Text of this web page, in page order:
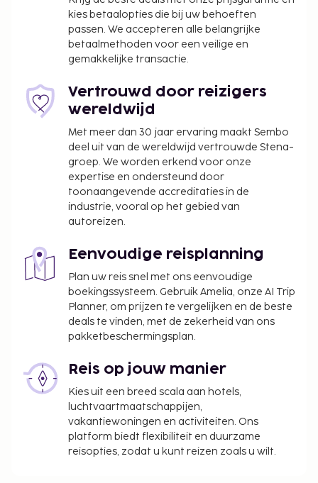
Je vindt de recreatieve voorzieningen vast leuk, met
onder meer een buitenzwembad, een sauna en
fitnessfaciliteiten. Dit hotel bevat ook gratis wifi,
een spelletjesruimte en cadeauwinkels/kiosken.
Geniet van een lekker diner in het restaurant of
bestel een snack in de koffiebar/het café. Ook
biedt dit hotel roomservice aan. Sluit je dag af met
een drankje in een bar/lounge of een poolbar.
Parkeerkosten: EUR 12 per dag
Laat uitchecken is tegen een toeslag mogelijk
(onder voorbehoud van beschikbaarheid)
Deze lijst is mogelijk niet volledig. Toeslagen en
wijzigen.
Wegens de nationale wetgeving mogen
contante betalingen bij deze accommodatie
het bedrag van EUR 1000 niet overschrijden.
Neem voor meer informatie contact op met de
accommodatie via de gegevens in de
Het seizoensgebonden zwembad is geopend
van april tot november.
Je dient vooraf te reserveren voor
massagebehandelingen en spabehandelingen.
Reserveringen kun je voor je aankomt maken
als je contact opneemt met dit hotel via de
kies betaalopties die bij uw behoeften
passen. We accepteren alle belangrijke
betaalmethoden voor een veilige en
gemakkelijke transactie.
Vertrouwd door reizigers
wereldwijd
Met meer dan 30 jaar ervaring maakt Sembo
deel uit van de wereldwijd vertrouwde Stena-
groep. We worden erkend voor onze
expertise en ondersteund door
toonaangevende accreditaties in de
industrie, vooral op het gebied van
autoreizen.
Eenvoudige reisplanning
Plan uw reis snel met ons eenvoudige
boekingssysteem. Gebruik Amelia, onze AI Trip
Planner, om prijzen te vergelijken en de beste
deals te vinden, met de zekerheid van ons
pakketbeschermingsplan.
Reis op jouw manier
Kies uit een breed scala aan hotels,
luchtvaartmaatschappijen,
vakantiewoningen en activiteiten. Ons
platform biedt flexibiliteit en duurzame
reisopties, zodat u kunt reizen zoals u wilt.